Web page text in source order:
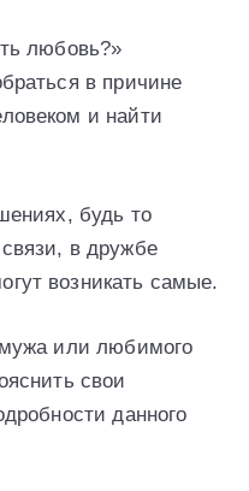
любовь?»
в причине
и найти
будь то
в дружбе
возникать самые.
или любимого
свои
данного